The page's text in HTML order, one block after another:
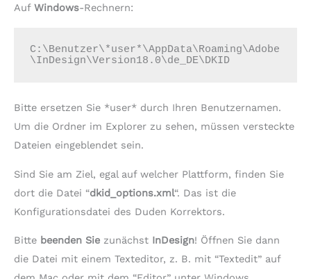
Auf Windows-Rechnern:
C:\Benutzer\*user*\AppData\Roaming\Adobe
\InDesign\Version18.0\de_DE\DKID
Bitte ersetzen Sie *user* durch Ihren Benutzernamen.
Um die Ordner im Explorer zu sehen, müssen versteckte
Dateien eingeblendet sein.
Sind Sie am Ziel, egal auf welcher Plattform, finden Sie
dort die Datei “dkid_options.xml“. Das ist die
Konfigurationsdatei des Duden Korrektors.
Bitte beenden Sie zunächst InDesign! Öffnen Sie dann
die Datei mit einem Texteditor, z. B. mit “Textedit” auf